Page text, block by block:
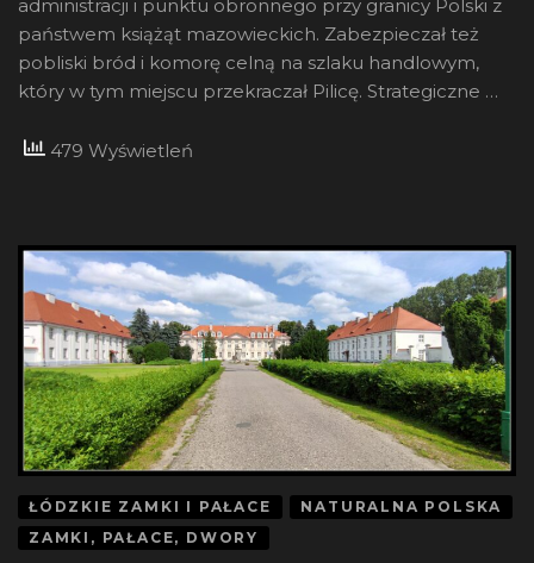
administracji i punktu obronnego przy granicy Polski z
państwem książąt mazowieckich. Zabezpieczał też
pobliski bród i komorę celną na szlaku handlowym,
który w tym miejscu przekraczał Pilicę. Strategiczne …
479 Wyświetleń
ŁÓDZKIE ZAMKI I PAŁACE
NATURALNA POLSKA
ZAMKI, PAŁACE, DWORY